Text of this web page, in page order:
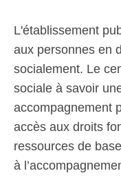
L'établissement
aux personnes en
socialement. Le
sociale à savoir
accompagnement
accès aux droits
ressources de
à